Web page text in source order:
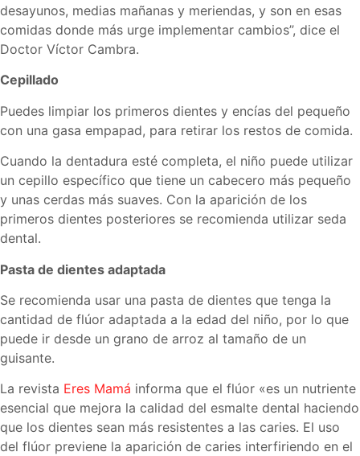
desayunos, medias mañanas y meriendas, y son en esas
comidas donde más urge implementar cambios”, dice el
Doctor Víctor Cambra.
Cepillado
Puedes limpiar los primeros dientes y encías del pequeño
con una gasa empapad, para retirar los restos de comida.
Cuando la dentadura esté completa, el niño puede utilizar
un cepillo específico que tiene un cabecero más pequeño
y unas cerdas más suaves. Con la aparición de los
primeros dientes posteriores se recomienda utilizar seda
dental.
Pasta de dientes adaptada
Se recomienda usar una pasta de dientes que tenga la
cantidad de flúor adaptada a la edad del niño, por lo que
puede ir desde un grano de arroz al tamaño de un
guisante.
La revista Eres Mamá informa que el flúor «es un nutriente
esencial que mejora la calidad del esmalte dental haciendo
que los dientes sean más resistentes a las caries. El uso
del flúor previene la aparición de caries interfiriendo en el